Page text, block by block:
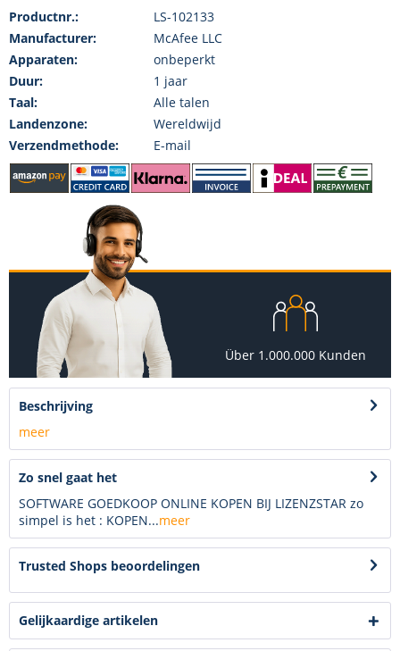
Productnr.:
LS-102133
Manufacturer:
McAfee LLC
Apparaten:
onbeperkt
Duur:
1 jaar
Taal:
Alle talen
Landenzone:
Wereldwijd
Verzendmethode:
E-mail
Über 1.000.000 Kunden
Beschrijving
meer
Zo snel gaat het
SOFTWARE GOEDKOOP ONLINE KOPEN BIJ LIZENZSTAR zo
simpel is het : KOPEN...meer
Trusted Shops beoordelingen
Gelijkaardige artikelen